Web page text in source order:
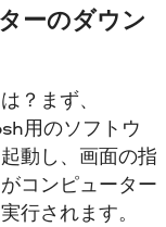
ーのダウン
？まず、
用のソフトウ
動し、画面の指
コンピューター
行されます。